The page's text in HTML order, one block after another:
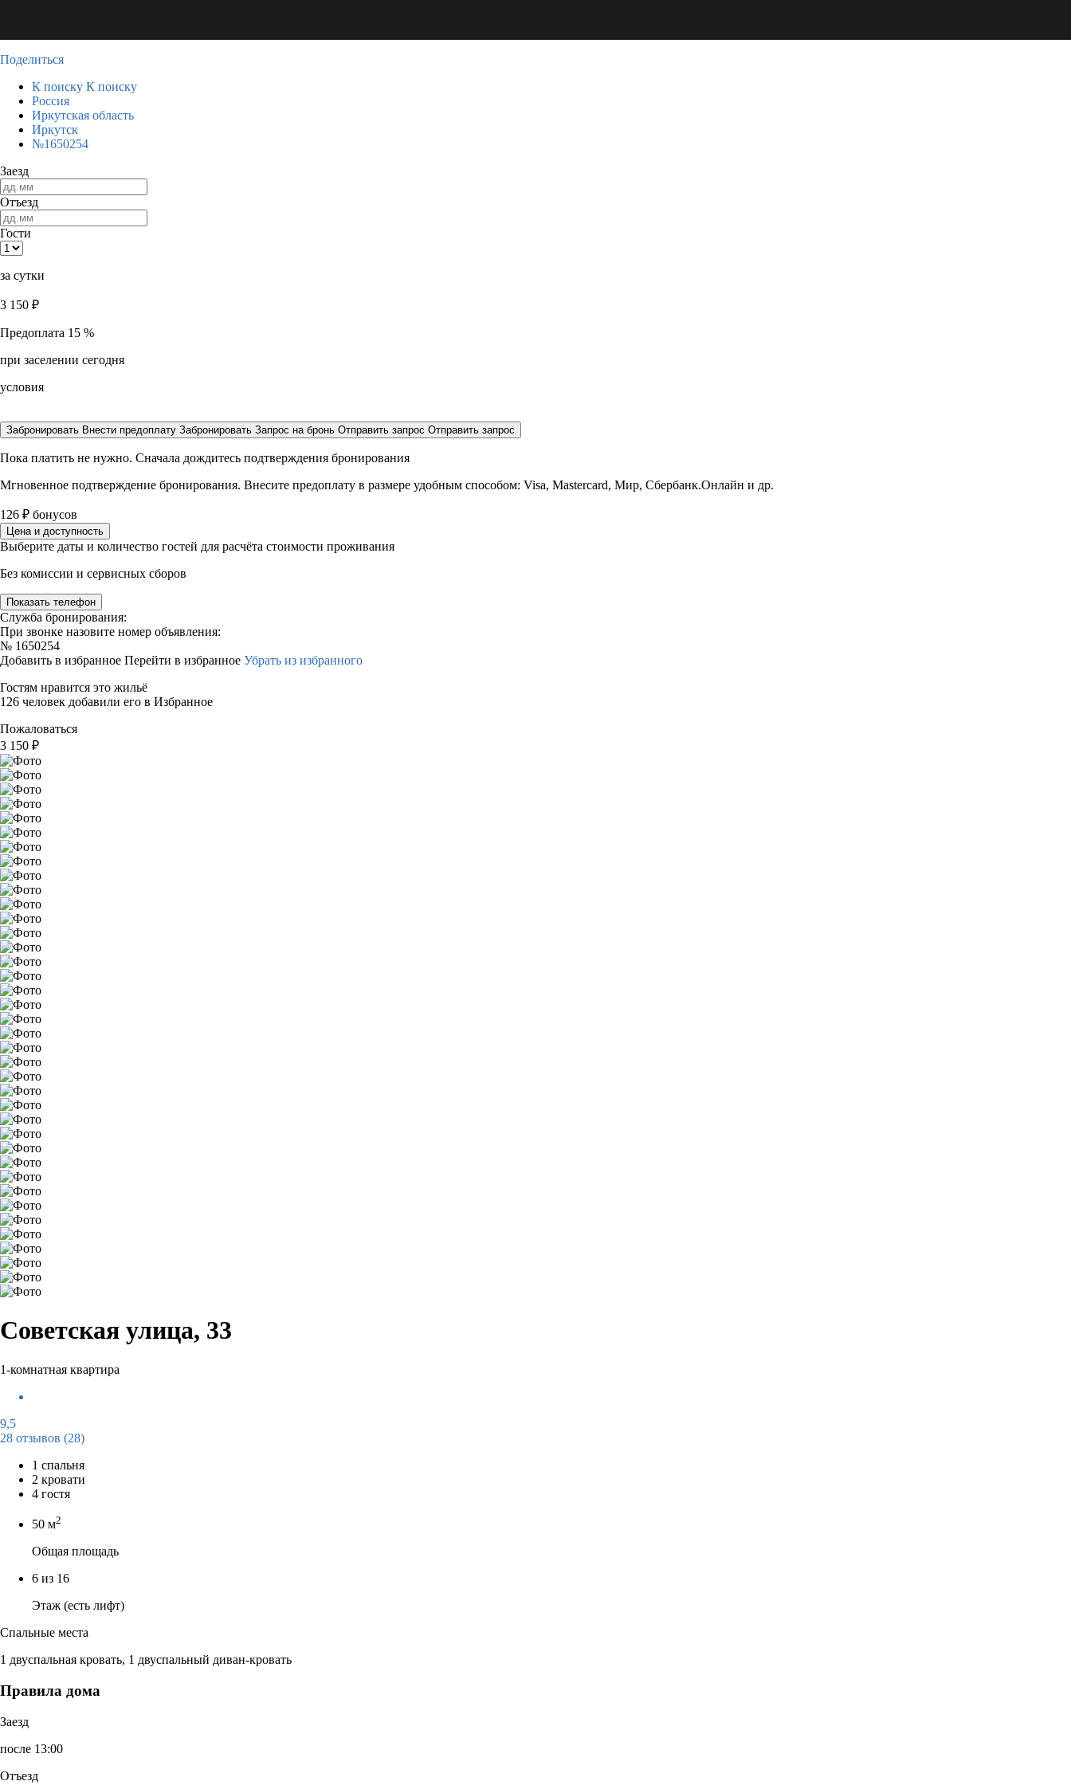
Поделиться
К поиску К поиску
Россия
Иркутская область
Иркутск
№1650254
Заезд
Отъезд
Гости
за сутки
3 150 ₽
Предоплата 15 %
при заселении сегодня
условия
Забронировать Внести предоплату Забронировать Запрос на бронь Отправить запрос Отправить запрос
Пока платить не нужно. Сначала дождитесь подтверждения бронирования
Мгновенное подтверждение бронирования. Внесите предоплату в размере удобным способом: Visa, Mastercard, Мир, Сбербанк.Онлайн и др.
126 ₽ бонусов
Цена и доступность
Выберите даты и количество гостей для расчёта стоимости проживания
Без комиссии и сервисных сборов
Показать телефон
Служба бронирования:
При звонке назовите номер объявления:
№ 1650254
Добавить в избранное Перейти в избранное Убрать из избранного
Гостям нравится это жильё
126 человек добавили его в Избранное
Пожаловаться
3 150 ₽
Советская улица, 33
1-комнатная квартира
9,5
28 отзывов (28)
1 спальня
2 кровати
4 гостя
50 м2
Общая площадь
6 из 16
Этаж (есть лифт)
Спальные места
1 двуспальная кровать, 1 двуспальный диван-кровать
Правила дома
Заезд
после 13:00
Отъезд